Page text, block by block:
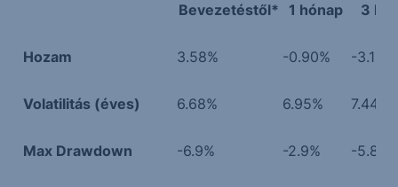
Bevezetéstől* 1 hónap 3
Hozam 3.58% -0.90% -3.12%
Volatilitás (éves) 6.68% 6.95% 7.44%
Max Drawdown -6.9% -2.9% -5.8%